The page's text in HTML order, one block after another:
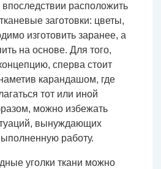
расположить
заготовки: цветы,
изготовить заранее, а
на основе. Для того,
сперва стоит
карандашом, где
тот или иной
можно избежать
вынуждающих
работу.
уголки ткани можно